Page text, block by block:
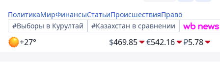
ПолитикаМирФинансыСтатьиПроисшествияПраво
#Выборы в Курултай
#Казахстан в сравнении
+27° $469.85 €542.16 ₽5.78